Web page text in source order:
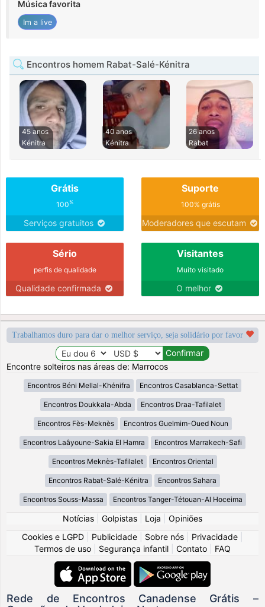
Música favorita
Im a live
Encontros homem Rabat-Salé-Kénitra
45 anos
Kénitra
40 anos
Kénitra
26 anos
Rabat
Grátis
100%
Serviços gratuitos
Suporte
100% grátis
Moderadores que escutam
Sério
perfis de qualidade
Qualidade confirmada
Visitantes
Muito visitado
O melhor
Trabalhamos duro para dar o melhor serviço, seja solidário por favor
Encontre solteiros nas áreas de: Marrocos
Encontros Béni Mellal-Khénifra Encontros Casablanca-Settat
Encontros Doukkala-Abda Encontros Draa-Tafilalet
Encontros Fès-Meknès Encontros Guelmim-Oued Noun
Encontros Laâyoune-Sakia El Hamra Encontros Marrakech-Safi
Encontros Meknès-Tafilalet Encontros Oriental
Encontros Rabat-Salé-Kénitra Encontros Sahara
Encontros Souss-Massa Encontros Tanger-Tétouan-Al Hoceima
Notícias Golpistas Loja
Opiniões
Cookies e LGPD
Publicidade Sobre nós Privacidade
Termos de uso
Segurança infantil Contato FAQ
Rede de Encontros Canadense Grátis –